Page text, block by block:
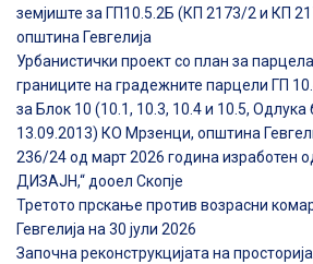
земјиште за ГП10.5.2Б (КП 2173/2 и КП
општина Гевгелија
Урбанистички проект со план за
границите на градежните парцели ГП
за Блок 10 (10.1, 10.3, 10.4 и 10.5,
13.09.2013) КО Мрзенци, општина
236/24 од март 2026 година изработен
ДИЗАЈН,“ дооел Скопје
Третото прскање против возрасни
Гевгелија на 30 јули 2026
Започна реконструкцијата на